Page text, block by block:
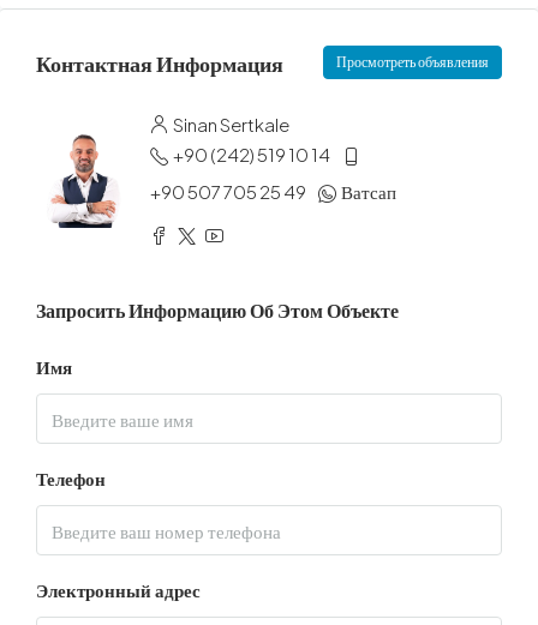
Контактная Информация Просмотреть объявления
Sinan Sertkale
+90 (242) 519 10 14
+90 507 705 25 49
Ватсап
Запросить Информацию Об Этом Объекте
Имя
Телефон
Электронный адрес